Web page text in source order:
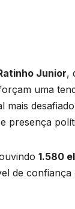
Junior,
uma
presença
1.580
de confiança